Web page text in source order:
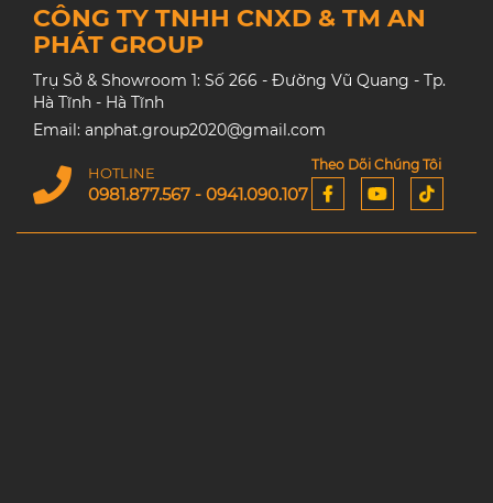
CÔNG TY TNHH CNXD & TM AN
PHÁT GROUP
Trụ Sở & Showroom 1: Số 266 - Đường Vũ Quang - Tp.
Hà Tĩnh - Hà Tĩnh
Email: anphat.group2020@gmail.com
HOTLINE
0981.877.567 - 0941.090.107
Theo Dõi Chúng Tôi